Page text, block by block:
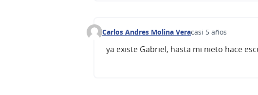
Comentario 87
Carlos Andres Molina Veracasi 5 años
ya existe Gabriel, hasta mi nieto hace